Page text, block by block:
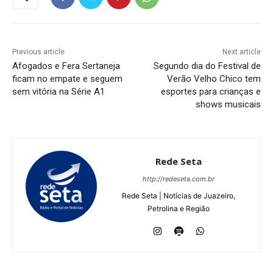
Previous article
Afogados e Fera Sertaneja
ficam no empate e seguem
sem vitória na Série A1
Next article
Segundo dia do Festival de
Verão Velho Chico tem
esportes para crianças e
shows musicais
Rede Seta
http://redeseta.com.br
Rede Seta | Notícias de Juazeiro,
Petrolina e Região